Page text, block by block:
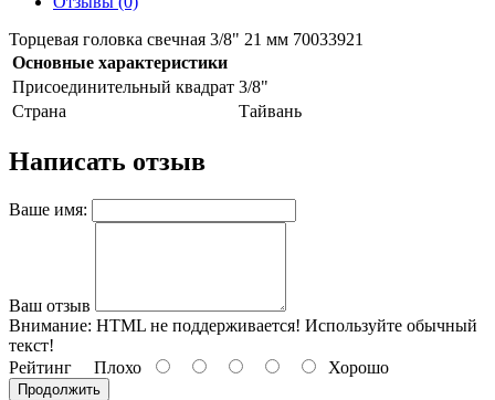
Торцевая головка свечная 3/8" 21 мм 70033921
Основные характеристики
Присоединительный квадрат 3/8"
Страна
Тайвань
Написать отзыв
Ваше имя:
Ваш отзыв
Внимание: HTML не поддерживается! Используйте обычный
текст!
Рейтинг Плохо Хорошо
Продолжить